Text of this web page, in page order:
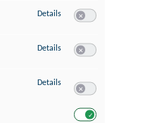
Details zu Erstellung von
Details zu Verwendung von
Details zu Messung der